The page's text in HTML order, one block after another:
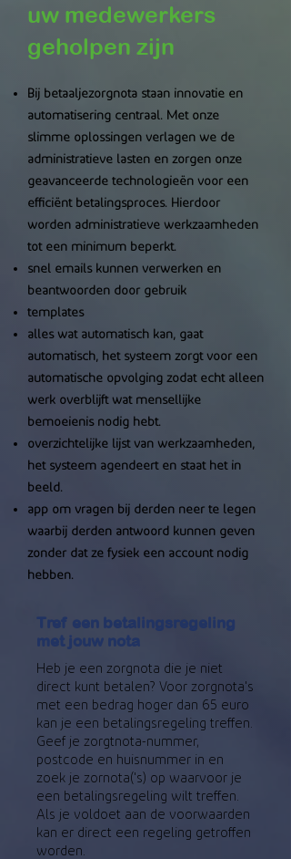
uw medewerkers
geholpen zijn
Bij betaaljezorgnota staan innovatie en
automatisering centraal. Met onze
slimme oplossingen verlagen we de
administratieve lasten en zorgen onze
geavanceerde technologieën voor een
efficiënt betalingsproces. Hierdoor
worden administratieve werkzaamheden
tot een minimum beperkt.
snel emails kunnen verwerken en
beantwoorden door gebruik
templates
alles wat automatisch kan, gaat
automatisch, het systeem zorgt voor een
automatische opvolging zodat echt alleen
werk overblijft wat mensellijke
bemoeienis nodig hebt.
overzichtelijke lijst van werkzaamheden,
het systeem agendeert en staat het in
beeld.
app om vragen bij derden neer te legen
waarbij derden antwoord kunnen geven
zonder dat ze fysiek een account nodig
hebben.
Tref een betalingsregeling
met jouw nota
Heb je een zorgnota die je niet
direct kunt betalen? Voor zorgnota's
met een bedrag hoger dan 65 euro
kan je een betalingsregeling treffen.
Geef je zorgtnota-nummer,
postcode en huisnummer in en
zoek je zornota('s) op waarvoor je
een betalingsregeling wilt treffen.
Als je voldoet aan de voorwaarden
kan er direct een regeling getroffen
worden.